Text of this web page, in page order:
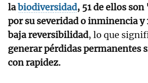
labiodiversidad, 51 de ellos
por su severidad o inminencia y
baja reversibilidad, lo que
generar pérdidas permanentes
con rapidez.